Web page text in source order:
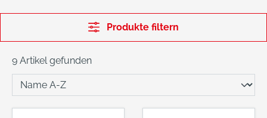
Produkte filtern
9 Artikel gefunden